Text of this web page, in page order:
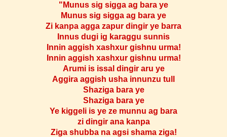
"Munus sig sigga ag bara ye
Munus sig sigga ag bara ye
Zi kanpa agga zapur dingir ye barra
Innus dugi ig karaggu sunnis
Innin aggish xashxur gishnu urma!
Innin aggish xashxur gishnu urma!
Arumi is issal dingir aru ye
Aggira aggish usha innunzu tull
Shaziga bara ye
Shaziga bara ye
Ye kiggeli is ye ze munnu ag bara
zi dingir ana kanpa
Ziga shubba na agsi shama ziga!